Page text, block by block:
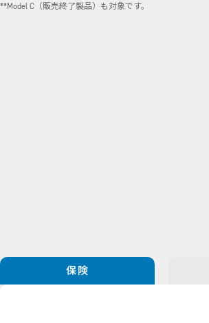
**Model C（販売終了製品）も対象です。
保険